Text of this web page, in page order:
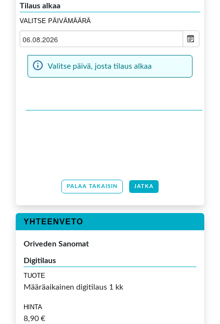
Tilaus alkaa
VALITSE PÄIVÄMÄÄRÄ
Valitse päivä, josta tilaus alkaa
PALAA TAKAISIN JATKA
YHTEENVETO
Oriveden Sanomat
Digitilaus
TUOTE
Määräaikainen digitilaus 1 kk
HINTA
8,90 €